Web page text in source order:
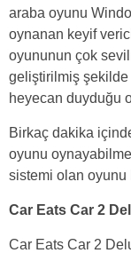
araba oyunu
oynanan keyif
oyununun çok
geliştirilmiş
heyecan duyduğu
Birkaç dakika
oyunu
sistemi olan oyunu
Car Eats Car 2
Car Eats Car 2